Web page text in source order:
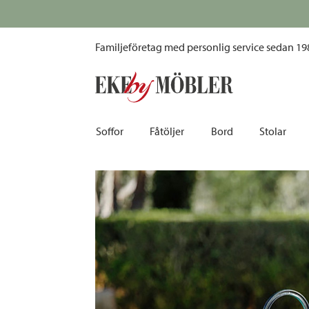
Familjeföretag med personlig service sedan
Soffor
Bäddsoffor
Divansoffor
Howardsoffor
Hörnsoffor
Soffor 2-sits | 3-sits | 4-sits
Skinnsoffor
Fåtöljer
Fåtöljer i sammet
Fåtöljer med fotpallar
Reclinerfåtöljer
Skinnfåtöljer
Tygfåtöljer
Tillbehör till fåtölj
Bord
Matbord
Matgrupper
Skrivbord
Småbord | Sidobord
Soffbord
Stolar
Barstolar
Pallar |
Stolsdynor
Trästolar